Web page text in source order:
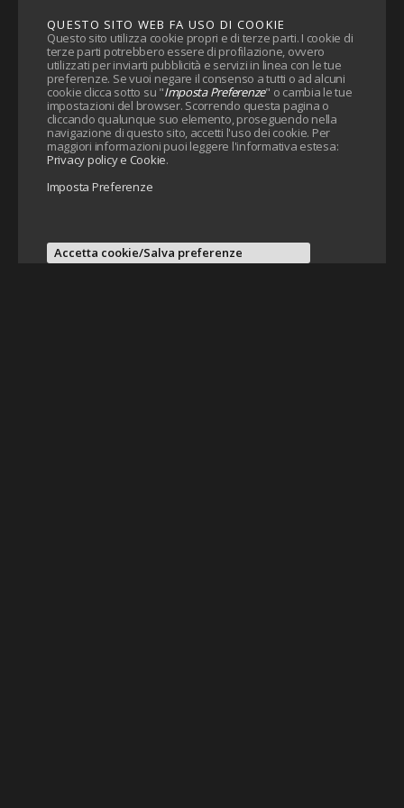
QUESTO SITO WEB FA USO DI COOKIE
Questo sito utilizza cookie propri e di terze parti. I cookie di
terze parti potrebbero essere di profilazione, ovvero
utilizzati per inviarti pubblicità e servizi in linea con le tue
preferenze. Se vuoi negare il consenso a tutti o ad alcuni
cookie clicca sotto su "Imposta Preferenze" o cambia le tue
impostazioni del browser. Scorrendo questa pagina o
cliccando qualunque suo elemento, proseguendo nella
navigazione di questo sito, accetti l'uso dei cookie. Per
maggiori informazioni puoi leggere l'informativa estesa:
Privacy policy e Cookie.
Imposta Preferenze
Accetta cookie/Salva preferenze